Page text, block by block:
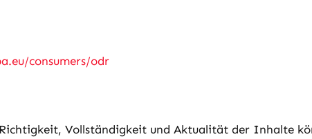
consumers/odr
Vollständigkeit und Aktualität der Inhalte